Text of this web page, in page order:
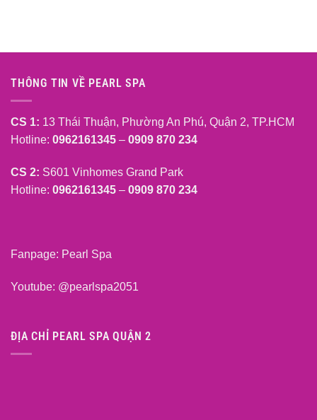
THÔNG TIN VỀ PEARL SPA
CS 1: 13 Thái Thuận, Phường An Phú, Quận 2, TP.HCM
Hotline: 0962161345 – 0909 870 234
CS 2: S601 Vinhomes Grand Park
Hotline: 0962161345 – 0909 870 234
Fanpage: Pearl Spa
Youtube: @pearlspa2051
ĐỊA CHỈ PEARL SPA QUẬN 2